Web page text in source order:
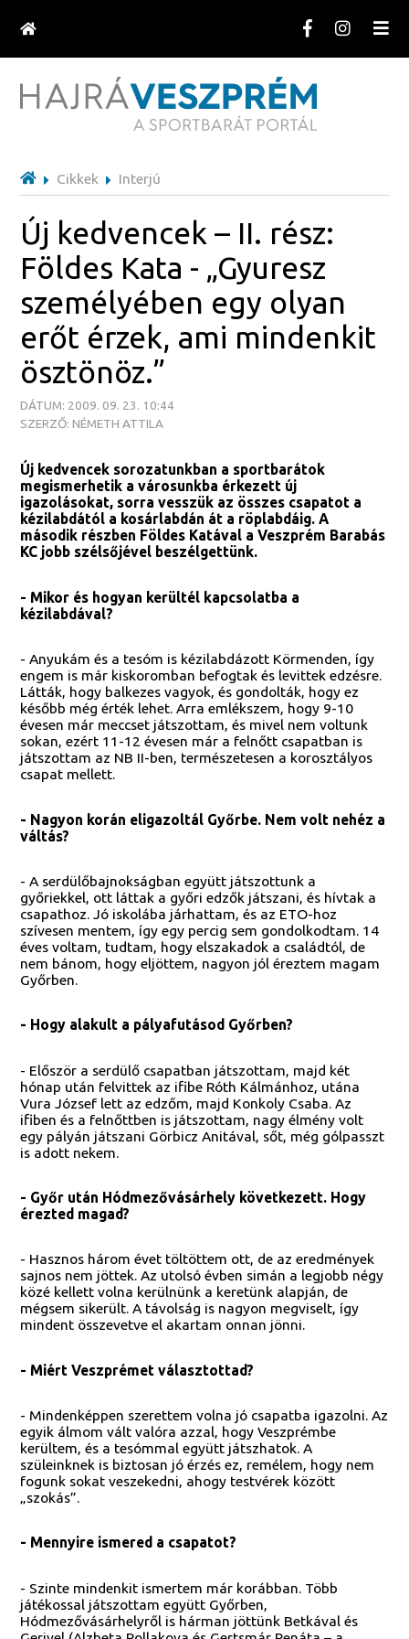
Cikkek Interjú
Új kedvencek – II. rész:
Földes Kata - „Gyuresz
személyében egy olyan
erőt érzek, ami mindenkit
ösztönöz.”
DÁTUM: 2009. 09. 23. 10:44
SZERZŐ: NÉMETH ATTILA
Új kedvencek sorozatunkban a sportbarátok
megismerhetik a városunkba érkezett új
igazolásokat, sorra vesszük az összes csapatot a
kézilabdától a kosárlabdán át a röplabdáig. A
második részben Földes Katával a Veszprém Barabás
KC jobb szélsőjével beszélgettünk.
- Mikor és hogyan kerültél kapcsolatba a
kézilabdával?
- Anyukám és a tesóm is kézilabdázott Körmenden, így
engem is már kiskoromban befogtak és levittek edzésre.
Látták, hogy balkezes vagyok, és gondolták, hogy ez
később még érték lehet. Arra emlékszem, hogy 9-10
évesen már meccset játszottam, és mivel nem voltunk
sokan, ezért 11-12 évesen már a felnőtt csapatban is
játszottam az NB II-ben, természetesen a korosztályos
csapat mellett.
- Nagyon korán eligazoltál Győrbe. Nem volt nehéz a
váltás?
- A serdülőbajnokságban együtt játszottunk a
győriekkel, ott láttak a győri edzők játszani, és hívtak a
csapathoz. Jó iskolába járhattam, és az ETO-hoz
szívesen mentem, így egy percig sem gondolkodtam. 14
éves voltam, tudtam, hogy elszakadok a családtól, de
nem bánom, hogy eljöttem, nagyon jól éreztem magam
Győrben.
- Hogy alakult a pályafutásod Győrben?
- Először a serdülő csapatban játszottam, majd két
hónap után felvittek az ifibe Róth Kálmánhoz, utána
Vura József lett az edzőm, majd Konkoly Csaba. Az
ifiben és a felnőttben is játszottam, nagy élmény volt
egy pályán játszani Görbicz Anitával, sőt, még gólpasszt
is adott nekem.
- Győr után Hódmezővásárhely következett. Hogy
érezted magad?
- Hasznos három évet töltöttem ott, de az eredmények
sajnos nem jöttek. Az utolsó évben simán a legjobb négy
közé kellett volna kerülnünk a keretünk alapján, de
mégsem sikerült. A távolság is nagyon megviselt, így
mindent összevetve el akartam onnan jönni.
- Miért Veszprémet választottad?
- Mindenképpen szerettem volna jó csapatba igazolni. Az
egyik álmom vált valóra azzal, hogy Veszprémbe
kerültem, és a tesómmal együtt játszhatok. A
szüleinknek is biztosan jó érzés ez, remélem, hogy nem
fogunk sokat veszekedni, ahogy testvérek között
„szokás”.
- Mennyire ismered a csapatot?
- Szinte mindenkit ismertem már korábban. Több
játékossal játszottam együtt Győrben,
Hódmezővásárhelyről is hárman jöttünk Betkával és